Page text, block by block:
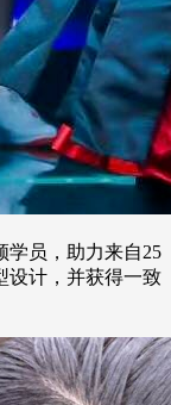
员，助力来自25
设计，并获得一致